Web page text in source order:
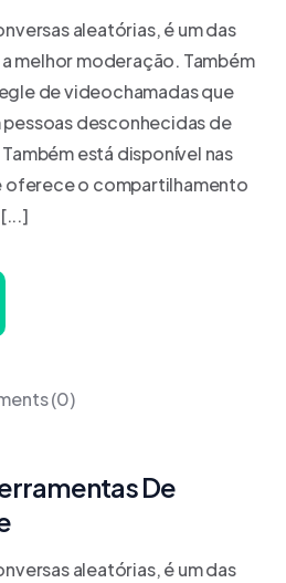
aleatórias, é um das
melhor moderação. Também
de videochamadas que
desconhecidas de
está disponível nas
oferece o compartilhamento
(0)
De
aleatórias, é um das